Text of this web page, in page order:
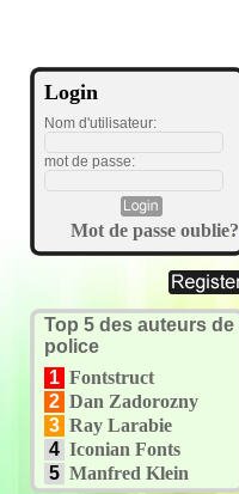
Login
Nom d'utilisateur:
mot de passe:
Mot de passe oublie?
Top 5 des auteurs de
police
1 Fontstruct
2 Dan Zadorozny
3 Ray Larabie
4 Iconian Fonts
5 Manfred Klein